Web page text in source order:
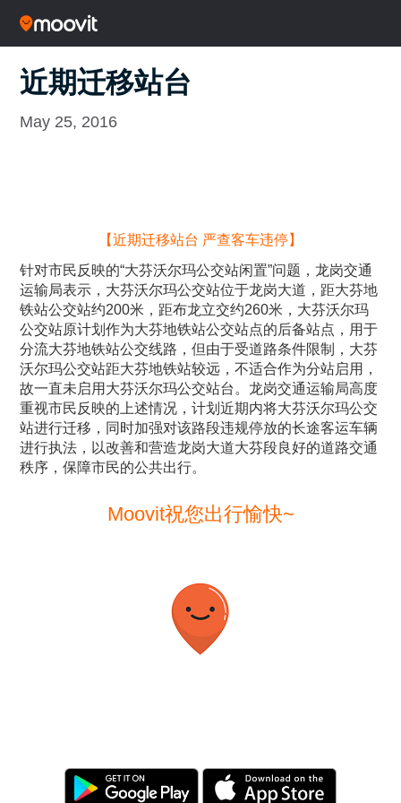
近期迁移站台
May 25, 2016
【近期迁移站台 严查客车违停】
针对市民反映的“大芬沃尔玛公交站闲置”问题，龙岗交通
运输局表示，大芬沃尔玛公交站位于龙岗大道，距大芬地
铁站公交站约200米，距布龙立交约260米，大芬沃尔玛
公交站原计划作为大芬地铁站公交站点的后备站点，用于
分流大芬地铁站公交线路，但由于受道路条件限制，大芬
沃尔玛公交站距大芬地铁站较远，不适合作为分站启用，
故一直未启用大芬沃尔玛公交站台。龙岗交通运输局高度
重视市民反映的上述情况，计划近期内将大芬沃尔玛公交
站进行迁移，同时加强对该路段违规停放的长途客运车辆
进行执法，以改善和营造龙岗大道大芬段良好的道路交通
秩序，保障市民的公共出行。
Moovit祝您出行愉快~